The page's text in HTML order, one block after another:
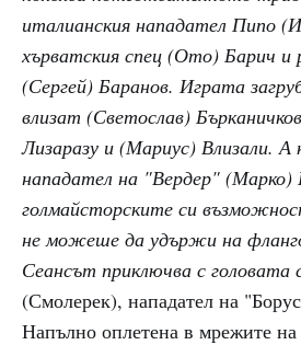
италианския нападател Пипо
хърватския спец (Ото) Барич и
(Сергей) Баранов. Играта
влизат (Светослав)
Лизаразу и (Мариус) Влизали. А
нападател на "Вердер" (Марко)
голмайсторските си
не можеше да удържи на
Сеансът приключва с головата
(Смолерек), нападател на
Напълно оплетена в мрежите